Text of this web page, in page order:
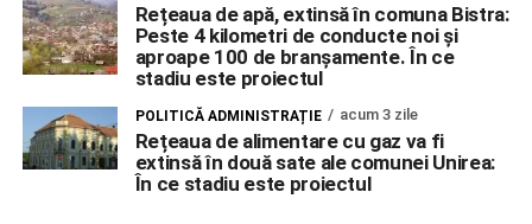
Rețeaua de apă, extinsă în comuna Bistra:
Peste 4 kilometri de conducte noi și
aproape 100 de branșamente. În ce
stadiu este proiectul
POLITICĂ ADMINISTRAȚIE acum 3 zile
Rețeaua de alimentare cu gaz va fi
extinsă în două sate ale comunei Unirea:
În ce stadiu este proiectul